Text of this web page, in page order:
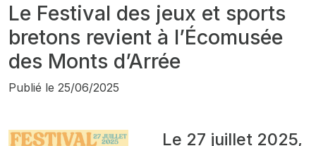
Le Festival des jeux et sports
bretons revient à l’Écomusée
des Monts d’Arrée
Publié le 25/06/2025
Le 27 juillet 2025,